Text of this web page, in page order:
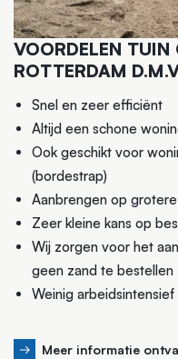
VOORDELEN
ROTTERDAM
Snel en zeer efficiënt
Altijd een schone
Ook geschikt voor
(bordestrap)
Aanbrengen op
Zeer kleine kans op
Wij zorgen voor het
geen zand te bestellen
Weinig arbeidsintensief
Meer informatie